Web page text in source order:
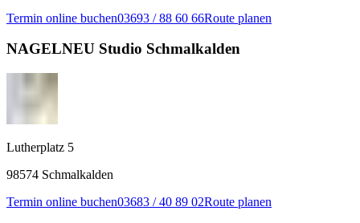
Termin online buchen03693 / 88 60 66Route planen
NAGELNEU Studio Schmalkalden
Lutherplatz 5
98574 Schmalkalden
Termin online buchen03683 / 40 89 02Route planen